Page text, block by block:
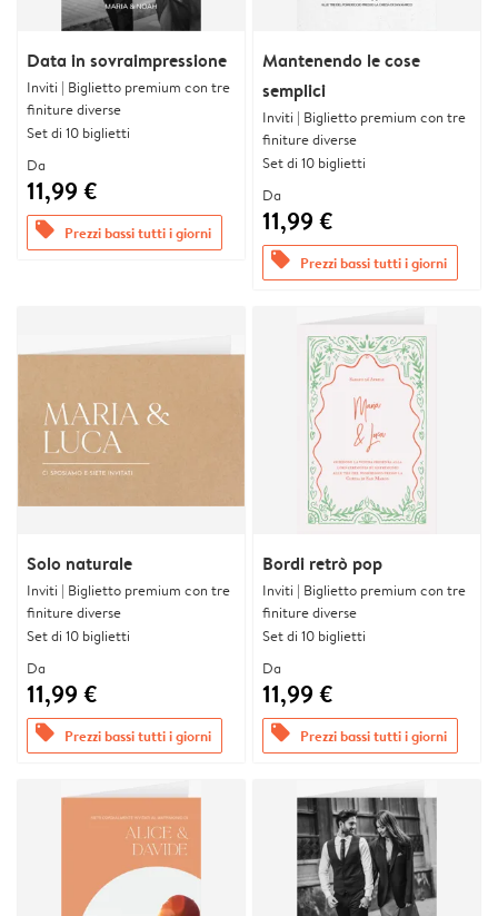
Data in sovraimpressione
Inviti | Biglietto premium con tre
finiture diverse
Set di 10 biglietti
Da
11,99 €
offers Prezzi bassi tutti i giorni
Mantenendo le cose
semplici
Inviti | Biglietto premium con tre
finiture diverse
Set di 10 biglietti
Da
11,99 €
offers Prezzi bassi tutti i giorni
Solo naturale
Inviti | Biglietto premium con tre
finiture diverse
Set di 10 biglietti
Da
11,99 €
offers Prezzi bassi tutti i giorni
Bordi retrò pop
Inviti | Biglietto premium con tre
finiture diverse
Set di 10 biglietti
Da
11,99 €
offers Prezzi bassi tutti i giorni